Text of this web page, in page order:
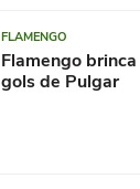
FLAMENGO
Flamengo
gols de Pulgar